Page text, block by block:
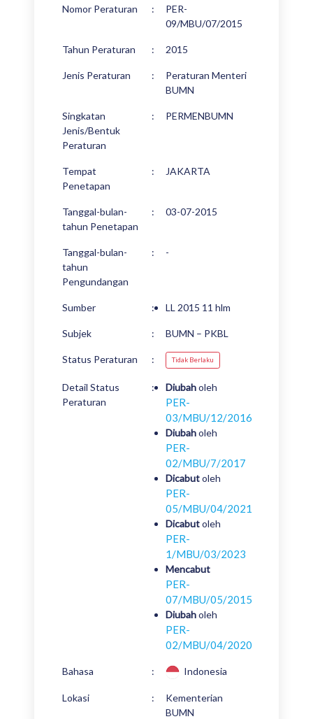
Nomor Peraturan :
PER-
09/MBU/07/2015
Tahun Peraturan : 2015
Jenis Peraturan :
Peraturan Menteri
BUMN
Singkatan
Jenis/Bentuk
Peraturan
: PERMENBUMN
Tempat
Penetapan
: JAKARTA
Tanggal-bulan-
tahun Penetapan
: 03-07-2015
Tanggal-bulan-
tahun
Pengundangan
: -
Sumber : LL 2015 11 hlm
Subjek : BUMN – PKBL
Status Peraturan : Tidak Berlaku
Detail Status
Peraturan
: Diubaholeh
PER-
03/MBU/12/2016
Diubaholeh
PER-
02/MBU/7/2017
Dicabutoleh
PER-
05/MBU/04/2021
Dicabutoleh
PER-
1/MBU/03/2023
Mencabut
PER-
07/MBU/05/2015
Diubaholeh
PER-
02/MBU/04/2020
Bahasa : Indonesia
Lokasi :
Kementerian
BUMN